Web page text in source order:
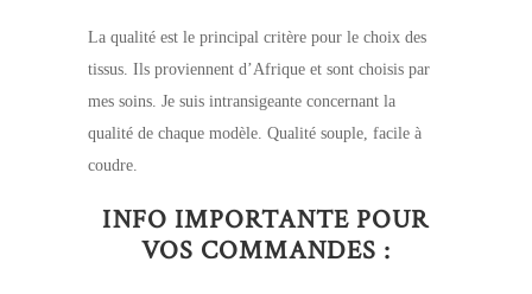
La qualité est le principal critère pour le choix des
tissus. Ils proviennent d’Afrique et sont choisis par
mes soins. Je suis intransigeante concernant la
qualité de chaque modèle. Qualité souple, facile à
coudre.
INFO IMPORTANTE POUR
VOS COMMANDES :